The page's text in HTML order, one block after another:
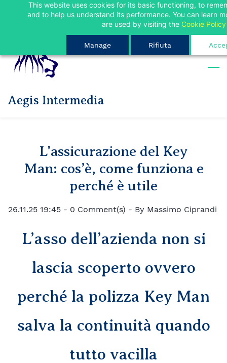
This website uses cookies for its basic functioning, to
and to help us understand its performance. You can learn
are used by visiting the Cookie Policy
Manage Rifiuta
Sign In
Aegis Intermedia
L'assicurazione del Key
Man: cos’è, come funziona e
perché è utile
26.11.25 19:45 - 0 Comment(s) - By Massimo Ciprandi
L’asso dell’azienda non si
lascia scoperto ovvero
perché la polizza Key Man
salva la continuità quando
tutto vacilla